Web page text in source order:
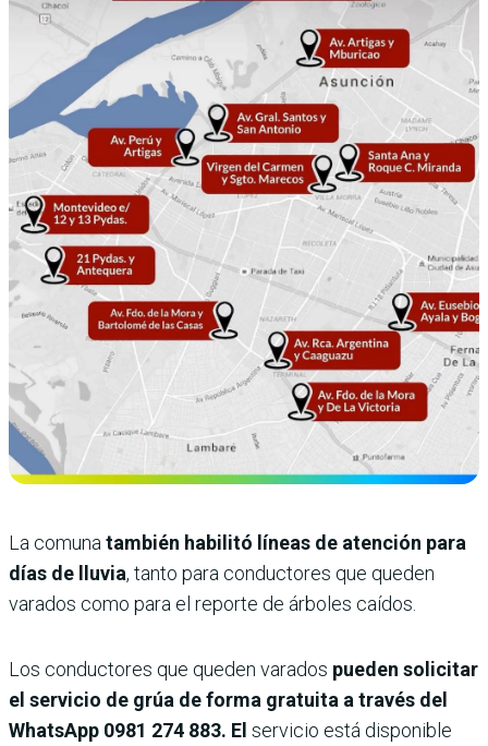
La comuna también habilitó líneas de atención para
días de lluvia, tanto para conductores que queden
varados como para el reporte de árboles caídos.
Los conductores que queden varados pueden solicitar
el servicio de grúa de forma gratuita a través del
WhatsApp 0981 274 883. El servicio está disponible